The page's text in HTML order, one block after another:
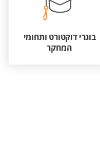
בוגרי דוקטורט ותחומי
המחקר